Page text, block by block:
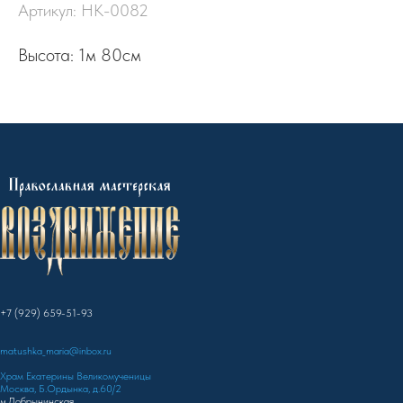
Артикул: НК-0082
Высота: 1м 80см
+7 (929) 659-51-93
matushka_maria@inbox.ru
Храм Екатерины Великомученицы
Москва, Б.Ордынка, д.60/2